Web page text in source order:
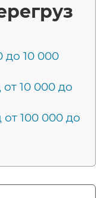
до 10 000
10 000 до
100 000 до